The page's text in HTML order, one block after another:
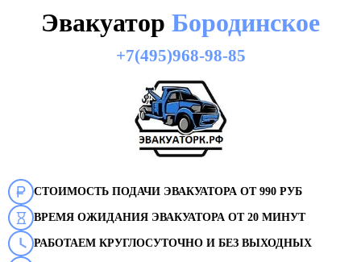
Эвакуатор Бородинское
+7(495)968-98-85
СТОИМОСТЬ ПОДАЧИ ЭВАКУАТОРА ОТ 990 РУБ
ВРЕМЯ ОЖИДАНИЯ ЭВАКУАТОРА ОТ 20 МИНУТ
РАБОТАЕМ КРУГЛОСУТОЧНО И БЕЗ ВЫХОДНЫХ